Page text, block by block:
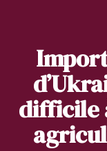
difficile